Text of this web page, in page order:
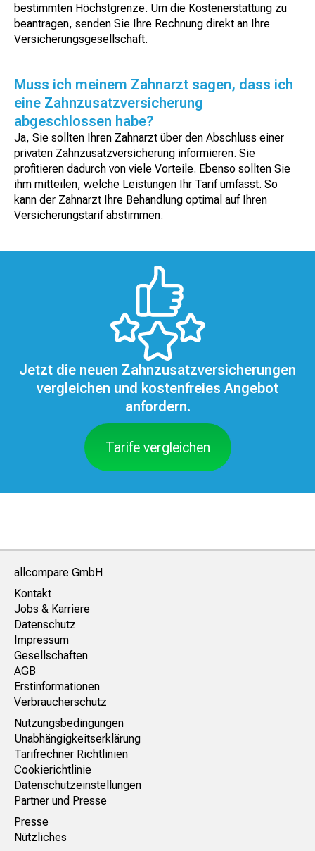
bestimmten Höchstgrenze. Um die Kostenerstattung zu
beantragen, senden Sie Ihre Rechnung direkt an Ihre
Versicherungsgesellschaft.
Muss ich meinem Zahnarzt sagen, dass ich
eine Zahnzusatzversicherung
abgeschlossen habe?
Ja, Sie sollten Ihren Zahnarzt über den Abschluss einer
privaten Zahnzusatzversicherung informieren. Sie
profitieren dadurch von viele Vorteile. Ebenso sollten Sie
ihm mitteilen, welche Leistungen Ihr Tarif umfasst. So
kann der Zahnarzt Ihre Behandlung optimal auf Ihren
Versicherungstarif abstimmen.
Jetzt die neuen Zahnzusatzversicherungen
vergleichen und kostenfreies Angebot
anfordern.
Tarife vergleichen
allcompare GmbH
Kontakt
Jobs & Karriere
Datenschutz
Impressum
Gesellschaften
AGB
Erstinformationen
Verbraucherschutz
Nutzungsbedingungen
Unabhängigkeitserklärung
Tarifrechner Richtlinien
Cookierichtlinie
Datenschutzeinstellungen
Partner und Presse
Presse
Nützliches